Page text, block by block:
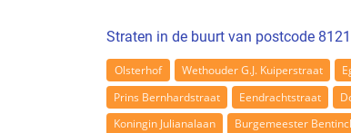
Straten in de buurt van postcode
Olsterhof Wethouder G.J. Kuiperstraat
Prins Bernhardstraat
Eendrachtstraat
Koningin Julianalaan
Burgemeester